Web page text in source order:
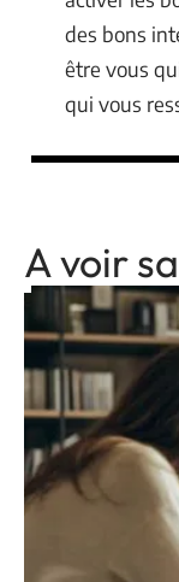
des bons
être vous
qui vous
A voir